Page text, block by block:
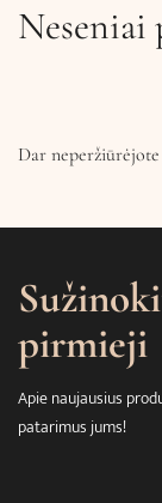
Neseniai
Dar
pirmieji
Apie naujausius
patarimus jums!